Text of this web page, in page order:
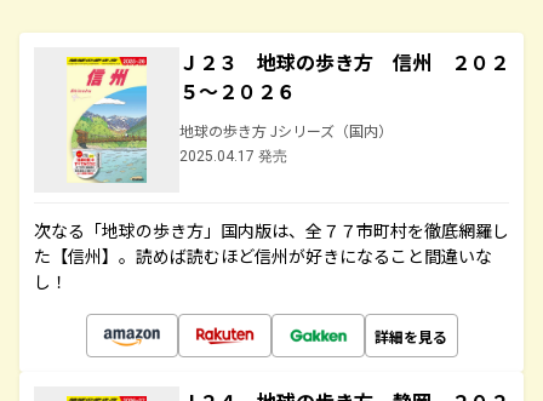
Ｊ２３ 地球の歩き方 信州 ２０２
５～２０２６
地球の歩き方 Jシリーズ（国内）
2025.04.17 発売
次なる「地球の歩き方」国内版は、全７７市町村を徹底網羅し
た【信州】。読めば読むほど信州が好きになること間違いな
し！
詳細を見る